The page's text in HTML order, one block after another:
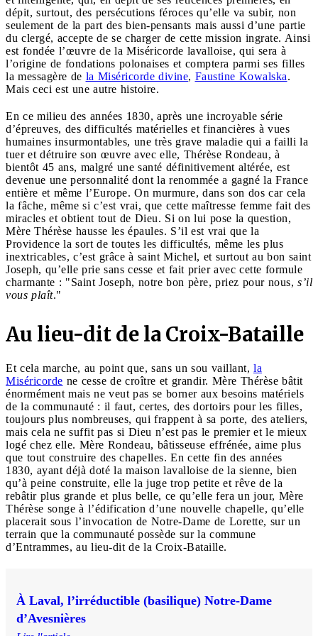
dépit, surtout, des persécutions féroces qu’elle va subir, non
seulement de la part des bien-pensants mais aussi d’une partie
du clergé, accepte de se charger de cette mission ingrate. Ainsi
est fondée l’œuvre de la Miséricorde lavalloise, qui sera à
l’origine de fondations polonaises et comptera parmi ses filles
la messagère de la Miséricorde divine, Faustine Kowalska.
Mais ceci est une autre histoire.
En ce milieu des années 1830, après une incroyable série
d’épreuves, des difficultés matérielles et financières à vues
humaines insurmontables, une très grave maladie qui a failli la
tuer et détruire son œuvre avec elle, Thérèse Rondeau, à
bientôt 45 ans, malgré une santé définitivement altérée, est
devenue une personnalité dont la renommée a gagné la France
entière et même l’Europe. On murmure, dans son dos car cela
la fâche, même si c’est vrai, que cette maîtresse femme fait des
miracles et obtient tout de Dieu. Si on lui pose la question,
Mère Thérèse hausse les épaules. S’il est vrai que la
Providence la sort de toutes les difficultés, même les plus
inextricables, c’est grâce à saint Michel, et surtout au bon saint
Joseph, qu’elle prie sans cesse et fait prier avec cette formule
charmante : "Saint Joseph, notre bon père, priez pour nous, s’il
vous plaît."
Au lieu-dit de la Croix-Bataille
Et cela marche, au point que, sans un sou vaillant, la
Miséricorde ne cesse de croître et grandir. Mère Thérèse bâtit
énormément mais ne veut pas se borner aux besoins matériels
de la communauté : il faut, certes, des dortoirs pour les filles,
toujours plus nombreuses, qui frappent à sa porte, des ateliers,
mais cela ne suffit pas si Dieu n’est pas le premier et le mieux
logé chez elle. Mère Rondeau, bâtisseuse effrénée, aime plus
que tout construire des chapelles. En cette fin des années
1830, ayant déjà doté la maison lavalloise de la sienne, bien
qu’à peine construite, elle la juge trop petite et rêve de la
rebâtir plus grande et plus belle, ce qu’elle fera un jour, Mère
Thérèse songe à l’édification d’une nouvelle chapelle, qu’elle
placerait sous l’invocation de Notre-Dame de Lorette, sur un
terrain que la communauté possède sur la commune
d’Entrammes, au lieu-dit de la Croix-Bataille.
À Laval, l’irréductible (basilique) Notre-Dame
d’Avesnières